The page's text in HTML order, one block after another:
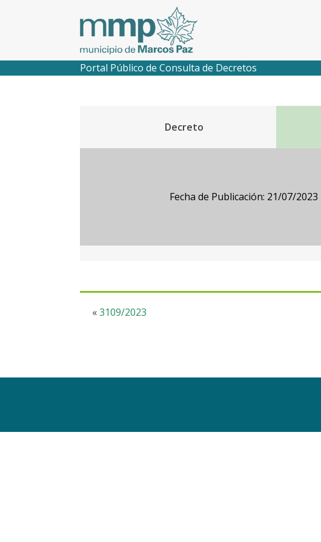
Portal Público de Consulta de Decretos
Decreto
Fecha de Publicación: 21/07/2023
«3109/2023